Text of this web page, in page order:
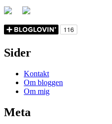
Sider
Kontakt
Om bloggen
Om mig
Meta